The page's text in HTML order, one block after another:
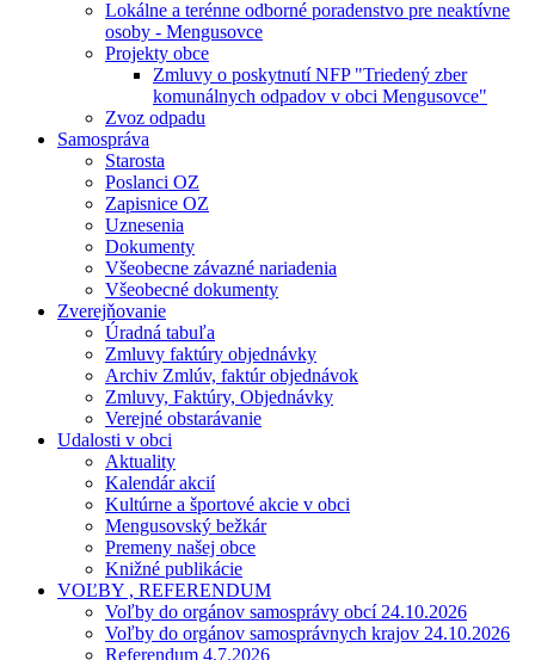
Lokálne a terénne odborné poradenstvo pre neaktívne
osoby - Mengusovce
Projekty obce
Zmluvy o poskytnutí NFP "Triedený zber
komunálnych odpadov v obci Mengusovce"
Zvoz odpadu
Samospráva
Starosta
Poslanci OZ
Zapisnice OZ
Uznesenia
Dokumenty
Všeobecne závazné nariadenia
Všeobecné dokumenty
Zverejňovanie
Úradná tabuľa
Zmluvy faktúry objednávky
Archiv Zmlúv, faktúr objednávok
Zmluvy, Faktúry, Objednávky
Verejné obstarávanie
Udalosti v obci
Aktuality
Kalendár akcií
Kultúrne a športové akcie v obci
Mengusovský bežkár
Premeny našej obce
Knižné publikácie
VOĽBY , REFERENDUM
Voľby do orgánov samosprávy obcí 24.10.2026
Voľby do orgánov samosprávnych krajov 24.10.2026
Referendum 4.7.2026